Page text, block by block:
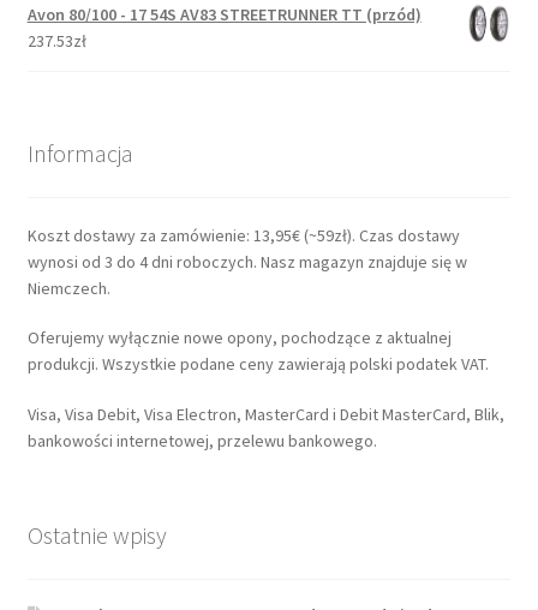
Avon 80/100 - 17 54S AV83 STREETRUNNER TT (przód)
237.53zł
Informacja
Koszt dostawy za zamówienie: 13,95€ (~59zł). Czas dostawy
wynosi od 3 do 4 dni roboczych. Nasz magazyn znajduje się w
Niemczech.
Oferujemy wyłącznie nowe opony, pochodzące z aktualnej
produkcji. Wszystkie podane ceny zawierają polski podatek VAT.
Visa, Visa Debit, Visa Electron, MasterCard i Debit MasterCard, Blik,
bankowości internetowej, przelewu bankowego.
Ostatnie wpisy